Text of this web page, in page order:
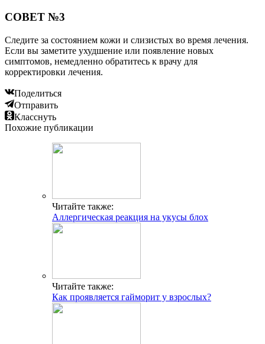
СОВЕТ №3
Следите за состоянием кожи и слизистых во время лечения.
Если вы заметите ухудшение или появление новых
симптомов, немедленно обратитесь к врачу для
корректировки лечения.
Поделиться
Отправить
Класснуть
Похожие публикации
Читайте также:
Аллергическая реакция на укусы блох
Читайте также:
Как проявляется гайморит у взрослых?